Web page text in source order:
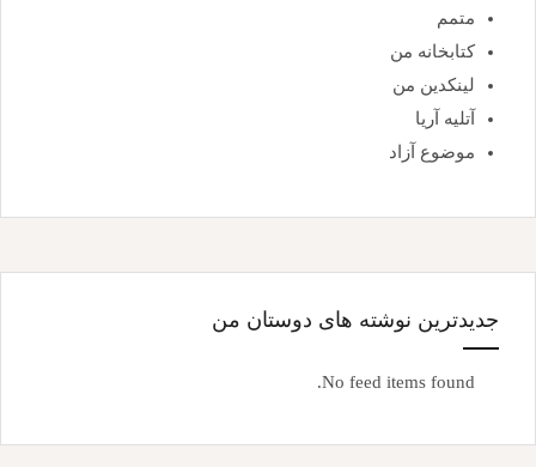
متمم
کتابخانه من
لینکدین من
آتلیه آریا
موضوع آزاد
جدیدترین نوشته های دوستان من
No feed items found.